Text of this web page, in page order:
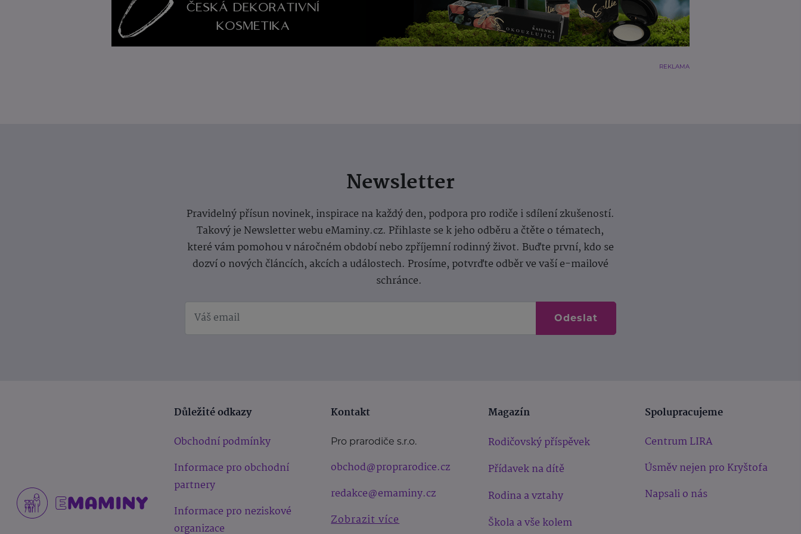
REKLAMA
Newsletter
Pravidelný přísun novinek, inspirace na každý den, podpora pro rodiče i sdílení zkušeností.
Takový je Newsletter webu eMaminy.cz. Přihlaste se k jeho odběru a čtěte o tématech,
které vám pomohou v náročném období nebo zpříjemní rodinný život. Buďte první, kdo se
dozví o nových článcích, akcích a událostech. Prosíme, potvrďte odběr ve vaší e-mailové
schránce.
Odeslat
Důležité odkazy
Obchodní podmínky
Informace pro obchodní
partnery
Informace pro neziskové
organizace
Kontakt
Pro prarodiče s.r.o.
obchod@proprarodice.cz
redakce@emaminy.cz
Zobrazit více
Magazín
Rodičovský příspěvek
Přídavek na dítě
Rodina a vztahy
Škola a vše kolem
Spolupracujeme
Centrum LIRA
Úsměv nejen pro Kryštofa
Napsali o nás